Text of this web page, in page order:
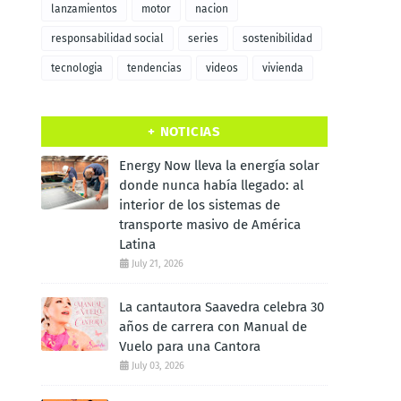
lanzamientos motor nacion
responsabilidad social series sostenibilidad
tecnologia tendencias videos vivienda
+ NOTICIAS
Energy Now lleva la energía solar
donde nunca había llegado: al
interior de los sistemas de
transporte masivo de América
Latina
July 21, 2026
La cantautora Saavedra celebra 30
años de carrera con Manual de
Vuelo para una Cantora
July 03, 2026